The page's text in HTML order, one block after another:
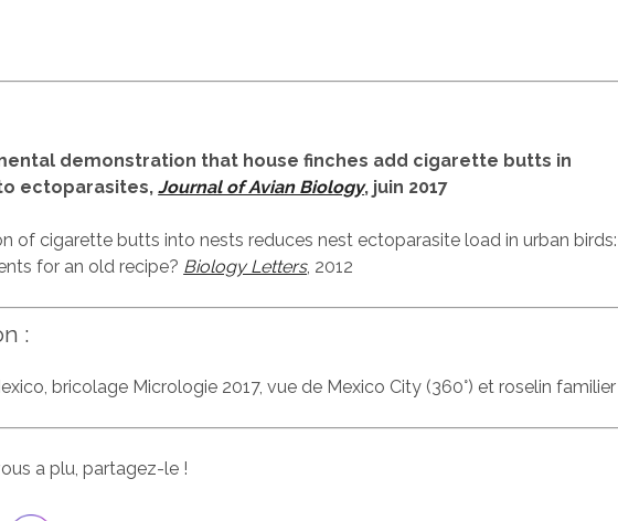
demonstration that house finches add cigarette butts in
ectoparasites,Journal of Avian Biology, juin 2017
of cigarette butts into nests reduces nest ectoparasite load in urban birds:
for an old recipe? Biology Letters, 2012
:
bricolage Micrologie 2017, vue de Mexico City (360°) et roselin familier
a plu, partagez-le !